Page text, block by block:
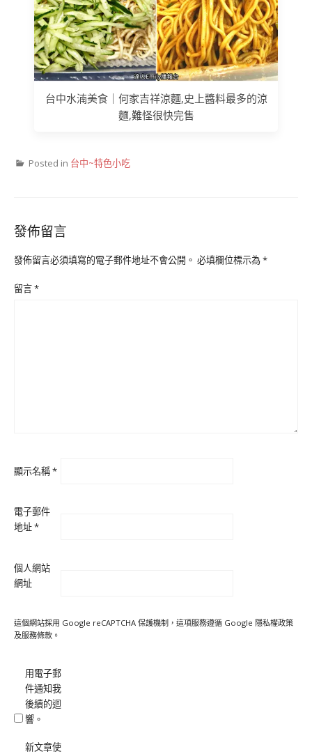
台中水湳美食｜何家吉祥涼麵,史上醬料最多的涼
麵,難怪很快完售
Posted in 台中~特色小吃
發佈留言
發佈留言必須填寫的電子郵件地址不會公開。 必填欄位標示為*
留言*
顯示名稱*
電子郵件
地址*
個人網站
網址
這個網站採用 Google reCAPTCHA 保護機制，這項服務遵循 Google 隱私權政策
及服務條款 。
用電子郵
件通知我
後續的迴
響。
新文章使